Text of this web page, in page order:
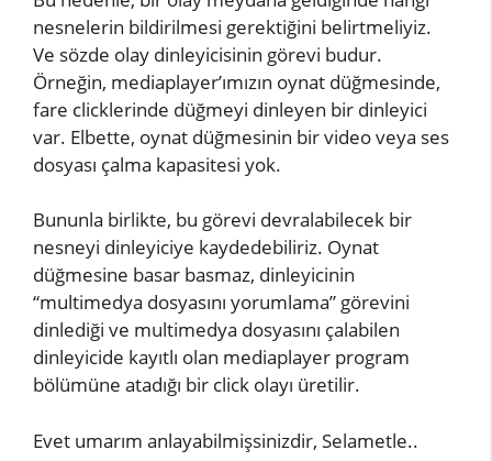
nesnelerin bildirilmesi gerektiğini belirtmeliyiz.
Ve sözde olay dinleyicisinin görevi budur.
Örneğin, mediaplayer’ımızın oynat düğmesinde,
fare clicklerinde düğmeyi dinleyen bir dinleyici
var. Elbette, oynat düğmesinin bir video veya ses
dosyası çalma kapasitesi yok.
Bununla birlikte, bu görevi devralabilecek bir
nesneyi dinleyiciye kaydedebiliriz. Oynat
düğmesine basar basmaz, dinleyicinin
“multimedya dosyasını yorumlama” görevini
dinlediği ve multimedya dosyasını çalabilen
dinleyicide kayıtlı olan mediaplayer program
bölümüne atadığı bir click olayı üretilir.
Evet umarım anlayabilmişsinizdir, Selametle..